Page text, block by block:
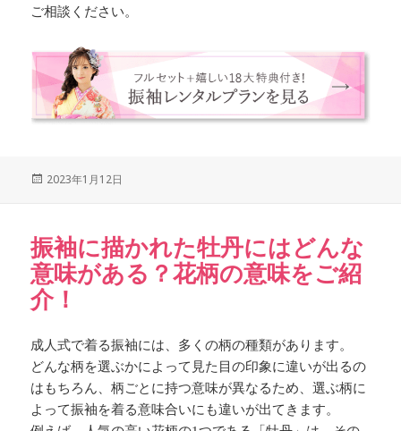
ご相談ください。
Posted
2023年1月12日
振袖に描かれた牡丹にはどんな
意味がある？花柄の意味をご紹
介！
成人式で着る振袖には、多くの柄の種類があります。
どんな柄を選ぶかによって見た目の印象に違いが出るの
はもちろん、柄ごとに持つ意味が異なるため、選ぶ柄に
よって振袖を着る意味合いにも違いが出てきます。